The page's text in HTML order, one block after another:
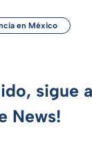
en México
sigue
News!